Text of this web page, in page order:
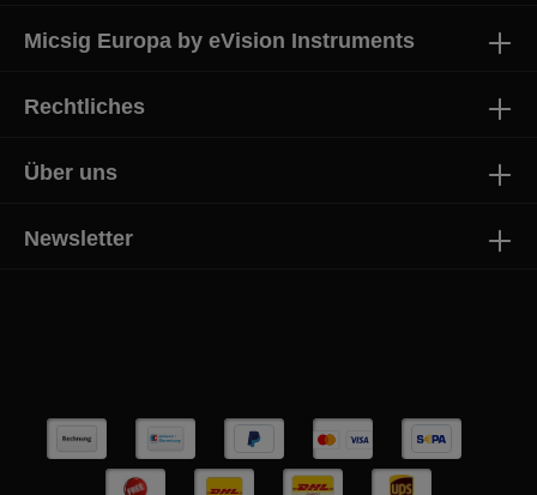
Newsletter
Micsig Europa by eVision Instruments
Rechtliches
Über uns